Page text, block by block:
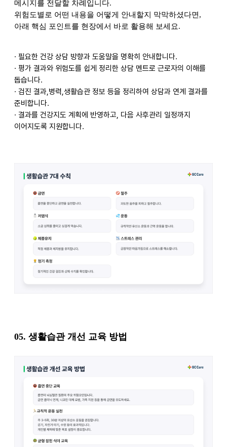
메시지를 전달할 차례입니다.
위험도별로 어떤 내용을 어떻게 안내할지 막막하셨다면,
아래 핵심 포인트를 현장에서 바로 활용해 보세요.
· 필요한 건강 상담 방향과 도움말을 명확히 안내합니다.
· 평가 결과와 위험도를 쉽게 정리한 상담 멘트로 근로자의 이해를
돕습니다.
· 검진 결과,병력,생활습관 정보 등을 정리하여 상담과 연계 결과를
준비합니다.
· 결과를 건강지도 계획에 반영하고, 다음 사후관리 일정까지
이어지도록 지원합니다.
05. 생활습관 개선 교육 방법